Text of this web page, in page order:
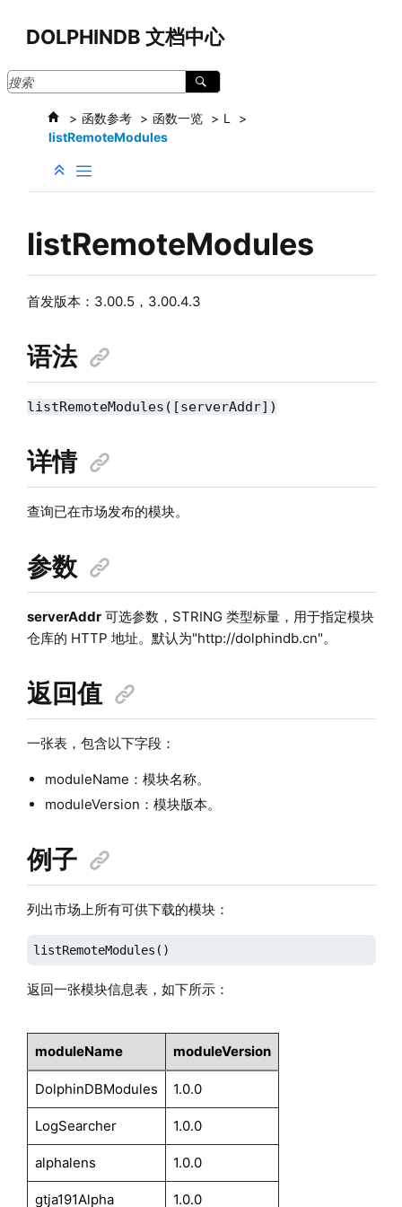
DOLPHINDB 文档中心
函数参考 函数一览
L
listRemoteModules
listRemoteModules
首发版本： 3.00.5，3.00.4.3
语法
listRemoteModules([serverAddr])
详情
查询已在市场发布的模块。
参数
serverAddr可选参数，STRING 类型标量，用于指定模块
仓库的 HTTP 地址。默认为"http://dolphindb.cn"。
返回值
一张表，包含以下字段：
moduleName：模块名称。
moduleVersion：模块版本。
例子
列出市场上所有可供下载的模块：
listRemoteModules()
返回一张模块信息表，如下所示：
moduleName moduleVersion
DolphinDBModules 1.0.0
LogSearcher 1.0.0
alphalens 1.0.0
gtja191Alpha 1.0.0